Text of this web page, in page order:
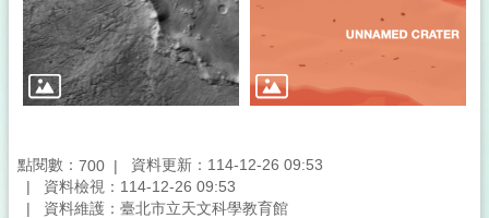
點閱數： 700
資料更新：114-12-26 09:53
資料檢視：114-12-26 09:53
資料維護：臺北市立天文科學教育館